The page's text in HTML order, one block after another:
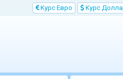
Kурс Евро Kурс